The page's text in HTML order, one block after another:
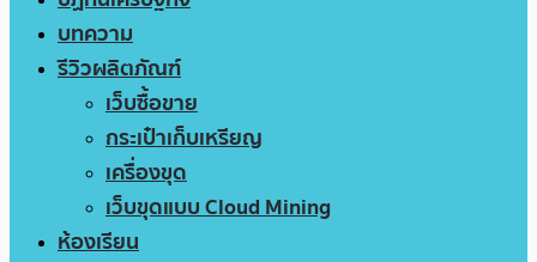
บทความ
รีวิวผลิตภัณฑ์
เว็บซื้อขาย
กระเป๋าเก็บเหรียญ
เครื่องขุด
เว็บขุดแบบ Cloud Mining
ห้องเรียน